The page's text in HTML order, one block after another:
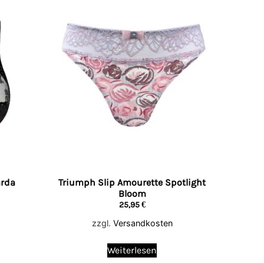
Triumph Slip Amourette Spotlight
Bloom
25,95€
zzgl. Versandkosten
Weiterlesen